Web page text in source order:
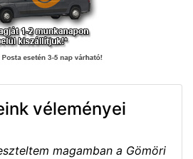
véleményei
magamban a Gömöri